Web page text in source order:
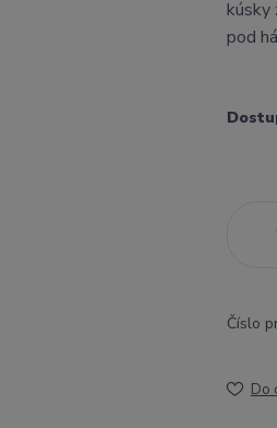
kúsky
pod
Číslo
Do